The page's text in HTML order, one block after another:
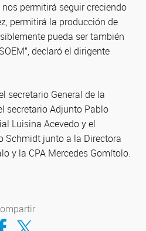
permitirá seguir creciendo
permitirá la producción de
pueda ser también
declaró el dirigente
secretario General de la
secretario Adjunto Pablo
Luisina Acevedo y el
Schmidt junto a la Directora
y la CPA Mercedes Gomítolo.
en Facebook
Compartir en Twitter